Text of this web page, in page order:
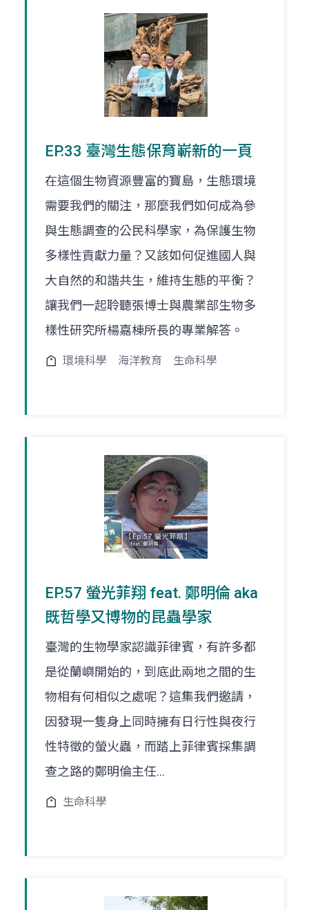
EP.33 臺灣生態保育嶄新的一頁
在這個生物資源豐富的寶島，生態環境
需要我們的關注，那麼我們如何成為參
與生態調查的公民科學家，為保護生物
多樣性貢獻力量？又該如何促進國人與
大自然的和諧共生，維持生態的平衡？
讓我們一起聆聽張博士與農業部生物多
樣性研究所楊嘉棟所長的專業解答。
環境科學 海洋教育 生命科學
EP.57 螢光菲翔 feat. 鄭明倫 aka
既哲學又博物的昆蟲學家
臺灣的生物學家認識菲律賓，有許多都
是從蘭嶼開始的，到底此兩地之間的生
物相有何相似之處呢？這集我們邀請，
因發現一隻身上同時擁有日行性與夜行
性特徵的螢火蟲，而踏上菲律賓採集調
查之路的鄭明倫主任...
生命科學